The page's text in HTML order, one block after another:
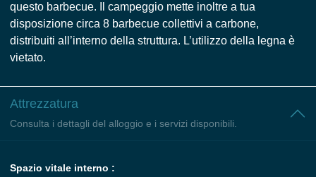
questo barbecue. Il campeggio mette inoltre a tua
disposizione circa 8 barbecue collettivi a carbone,
distribuiti all’interno della struttura. L’utilizzo della legna è
vietato.
Attrezzatura
Consulta i dettagli del alloggio e i servizi disponibili.
Spazio vitale interno :